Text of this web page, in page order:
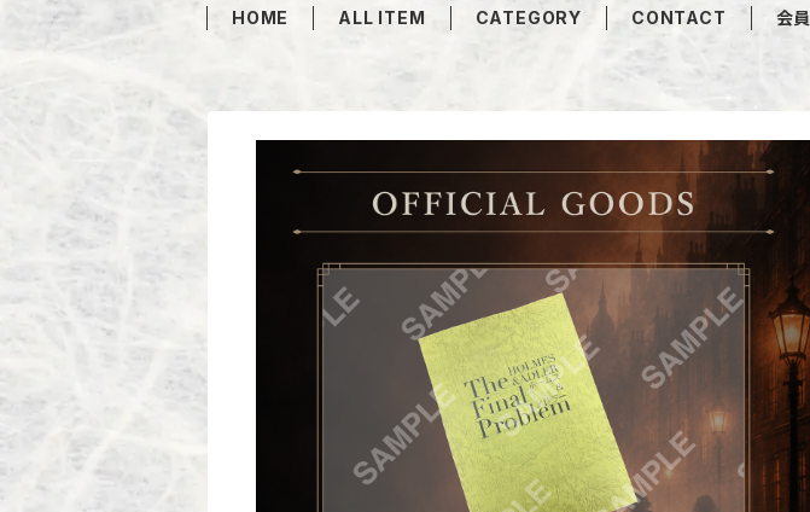
HOME ALL ITEM CATEGORY CONTACT 会員